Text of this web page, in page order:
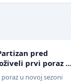
pred
prvi poraz u
u novoj sezoni